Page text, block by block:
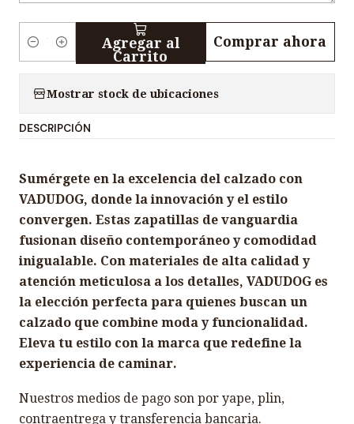
i
a
d
Agregar al
Carrito
Comprar ahora
Mostrar stock de ubicaciones
DESCRIPCIÓN
Sumérgete en la excelencia del calzado con
VADUDOG, donde la innovación y el estilo
convergen. Estas zapatillas de vanguardia
fusionan diseño contemporáneo y comodidad
inigualable. Con materiales de alta calidad y
atención meticulosa a los detalles, VADUDOG es
la elección perfecta para quienes buscan un
calzado que combine moda y funcionalidad.
Eleva tu estilo con la marca que redefine la
experiencia de caminar.
Nuestros medios de pago son por yape, plin,
contraentrega y transferencia bancaria.